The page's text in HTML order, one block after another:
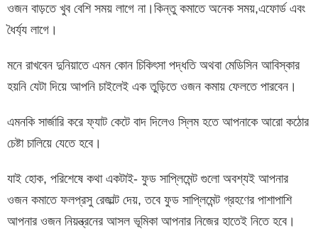
ওজন বাড়তে খুব বেশি সময় লাগে না।কিন্তু কমাতে অনেক সময়,এফোর্ড এবং
ধৈর্য্য লাগে।
মনে রাখবেন দুনিয়াতে এমন কোন চিকিৎসা পদ্ধতি অথবা মেডিসিন আবিস্কার
হয়নি যেটা দিয়ে আপনি চাইলেই এক তুড়িতে ওজন কমায় ফেলতে পারবেন।
এমনকি সার্জারি করে ফ্যাট কেটে বাদ দিলেও স্লিম হতে আপনাকে আরো কঠোর
চেষ্টা চালিয়ে যেতে হবে।
যাই হোক, পরিশেষে কথা একটাই- ফুড সাপ্লিমেন্ট গুলো অবশ্যই আপনার
ওজন কমাতে ফলপ্রসু রেজাল্ট দেয়, তবে ফুড সাপ্লিমেন্ট গ্রহণের পাশাপাশি
আপনার ওজন নিয়ন্ত্রনের আসল ভূমিকা আপনার নিজের হাতেই নিতে হবে।